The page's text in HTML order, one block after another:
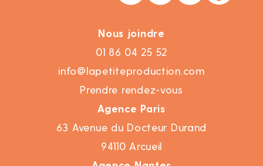
Nous joindre
01 86 04 25 52
info@lapetiteproduction.com
Prendre rendez-vous
Agence Paris
63 Avenue du Docteur Durand
94110 Arcueil